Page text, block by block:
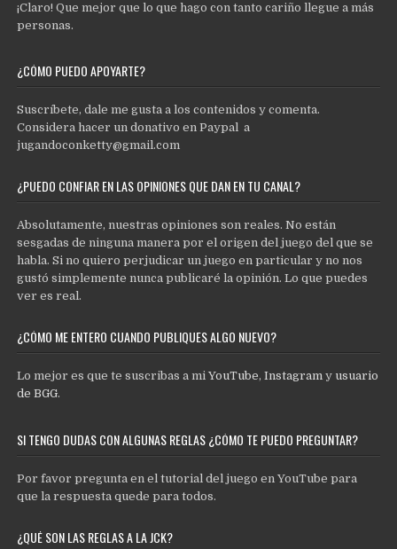
¡Claro! Que mejor que lo que hago con tanto cariño llegue a más
personas.
¿CÓMO PUEDO APOYARTE?
Suscríbete, dale me gusta a los contenidos y comenta.
Considera hacer un donativo en Paypal a
jugandoconketty@gmail.com
¿PUEDO CONFIAR EN LAS OPINIONES QUE DAN EN TU CANAL?
Absolutamente, nuestras opiniones son reales. No están
sesgadas de ninguna manera por el origen del juego del que se
habla. Si no quiero perjudicar un juego en particular y no nos
gustó simplemente nunca publicaré la opinión. Lo que puedes
ver es real.
¿CÓMO ME ENTERO CUANDO PUBLIQUES ALGO NUEVO?
Lo mejor es que te suscribas a miYouTube,Instagram y usuario
de BGG.
SI TENGO DUDAS CON ALGUNAS REGLAS ¿CÓMO TE PUEDO PREGUNTAR?
Por favor pregunta en el tutorial del juego en YouTube para
que la respuesta quede para todos.
¿QUÉ SON LAS REGLAS A LA JCK?